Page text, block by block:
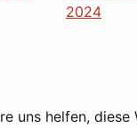
2024
uns helfen,